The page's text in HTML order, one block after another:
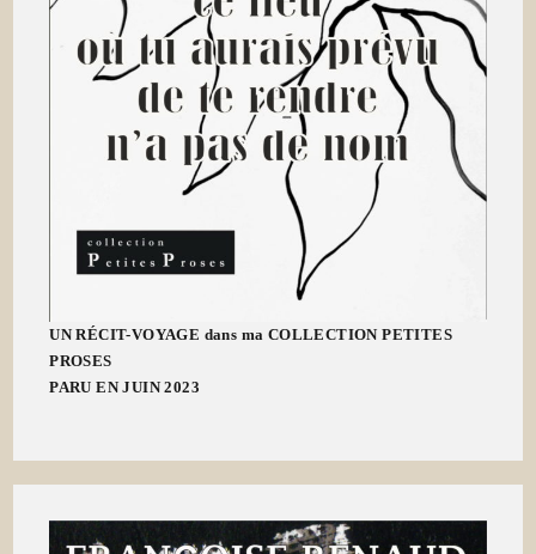
UN RÉCIT-VOYAGE dans ma COLLECTION PETITES
PROSES
PARU EN JUIN 2023